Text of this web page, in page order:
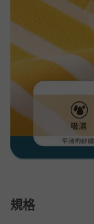
規格